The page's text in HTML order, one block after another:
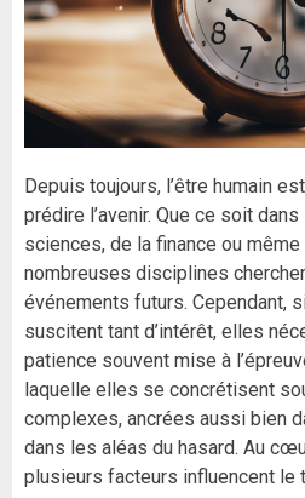
Depuis toujours, l’être humain
prédire l’avenir. Que ce soit
sciences, de la finance ou
nombreuses disciplines
événements futurs. Cependant,
suscitent tant d’intérêt, elles
patience souvent mise à
laquelle elles se concrétisent
complexes, ancrées aussi bien
dans les aléas du hasard. Au
plusieurs facteurs influencent le